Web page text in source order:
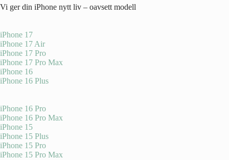
Vi ger din iPhone nytt liv – oavsett modell
iPhone 17
iPhone 17 Air
iPhone 17 Pro
iPhone 17 Pro Max
iPhone 16
iPhone 16 Plus
iPhone 16 Pro
iPhone 16 Pro Max
iPhone 15
iPhone 15 Plus
iPhone 15 Pro
iPhone 15 Pro Max